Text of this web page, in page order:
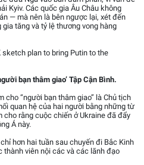
Kyiv. Các quốc gia Âu Châu không
— mà nên là bên ngược lại, xét đến
tăng và tỷ lệ thương vong hàng
sketch plan to bring Putin to the
bạn thâm giao’ Tập Cận Bình.
cho “người bạn thâm giao” là Chủ tịch
quan hệ của hai người bằng những từ
cho rằng cuộc chiến ở Ukraine đã đẩy
Á này.
hơn hai tuần sau chuyến đi Bắc Kinh
thành viên nội các và các lãnh đạo